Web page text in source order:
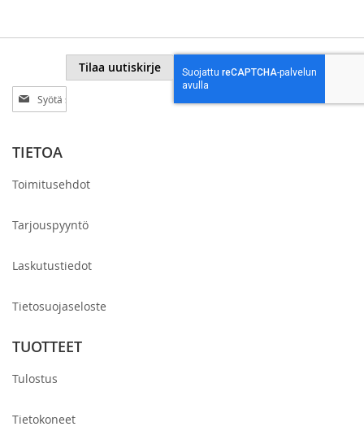
Tilaa
uutiskirjeemme:
Tilaa uutiskirje
TIETOA
Toimitusehdot
Tarjouspyyntö
Laskutustiedot
Tietosuojaseloste
TUOTTEET
Tulostus
Tietokoneet